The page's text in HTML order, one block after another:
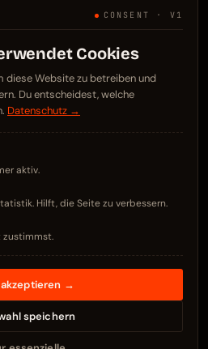
OBEN
CONSENT · V1
Cookies
diese Website zu betreiben und
Du entscheidest, welche
Datenschutz →
aktiv.
Hilft, die Seite zu verbessern.
zustimmst.
speichern
→